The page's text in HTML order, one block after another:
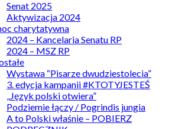
Senat 2025
Aktywizacja 2024
charytatywna
2024 – Kancelaria Senatu RP
2024 – MSZ RP
Wystawa “Pisarze dwudziestolecia”
3. edycja kampanii #KTOTYJESTEŚ
„Język polski otwiera”
Podziemie łączy / Pogrindis jungia
A to Polski właśnie – POBIERZ